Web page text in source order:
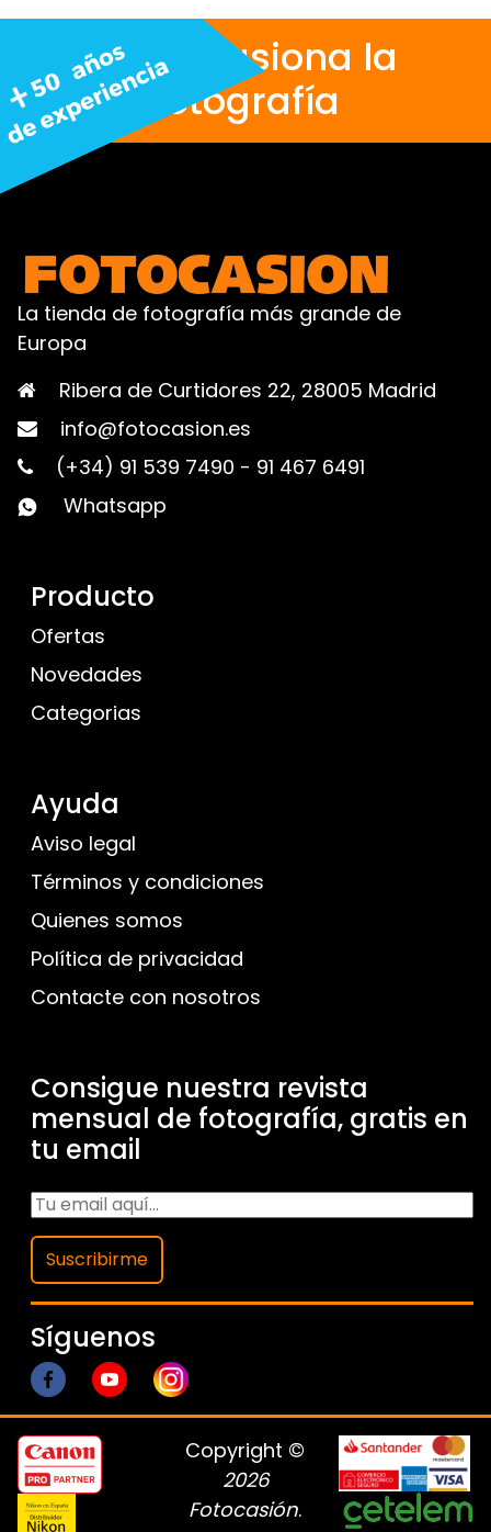
Nos apasiona la
fotografía
La tienda de fotografía más grande de
Europa
Ribera de Curtidores 22, 28005 Madrid
info@fotocasion.es
(+34) 91 539 7490 - 91 467 6491
Whatsapp
Producto
Ofertas
Novedades
Categorias
Ayuda
Aviso legal
Términos y condiciones
Quienes somos
Política de privacidad
Contacte con nosotros
Consigue nuestra revista
mensual de fotografía, gratis en
tu email
Suscribirme
Síguenos
Copyright ©
2026
Fotocasión.